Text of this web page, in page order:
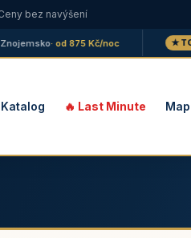
bez navýšení
· od 875 Kč/noc ★ TOP
Katalog 🔥 Last Minute